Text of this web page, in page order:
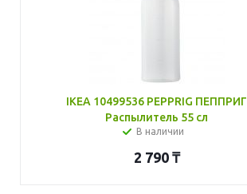
IKEA 10499536 PEPPRIG ПЕППРИГ
Распылитель 55 сл
В наличии
2 790₸